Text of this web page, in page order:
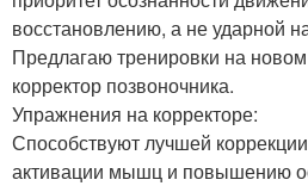
восстановлению, а не ударной
Предлагаю тренировки на
корректор позвоночника.
Упражнения на корректоре:
Способствуют лучшей
активации мышц и повышению